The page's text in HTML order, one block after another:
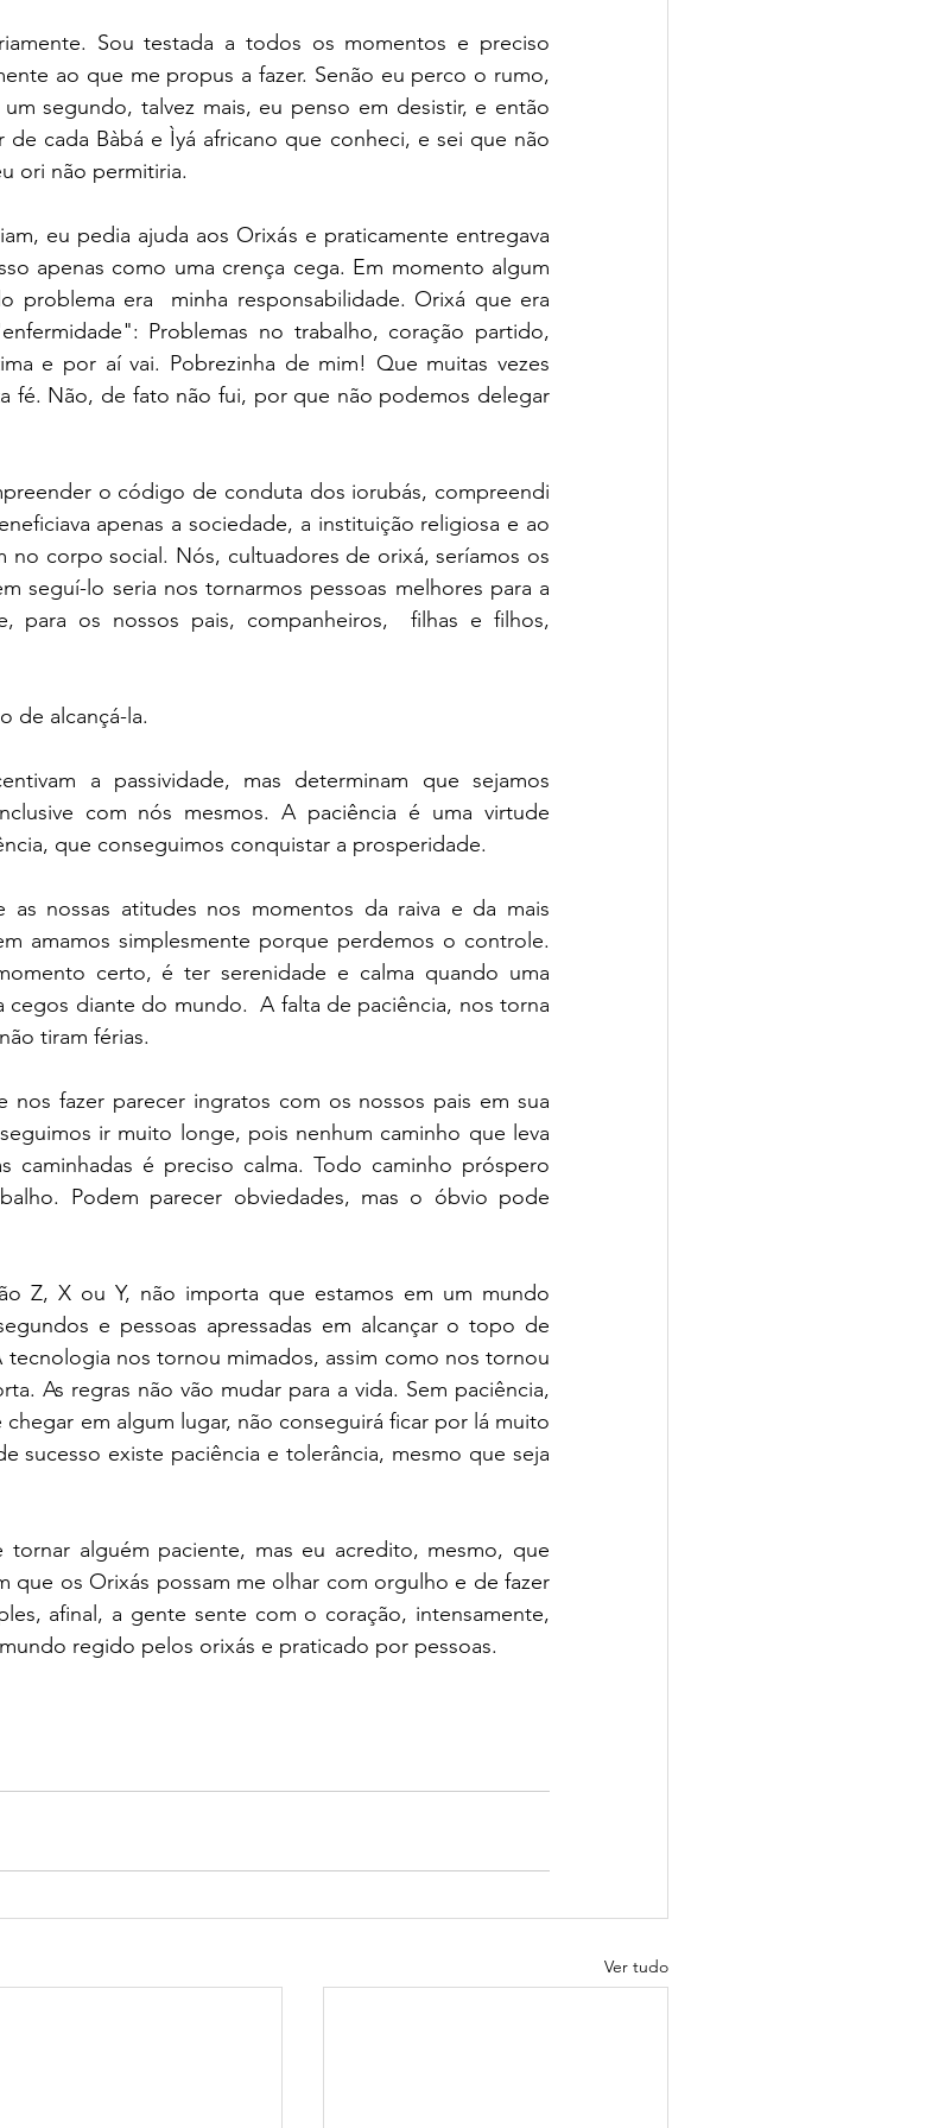
Sou testada a todos os momentos e preciso
ao que me propus a fazer. Senão eu perco o rumo,
segundo, talvez mais, eu penso em desistir, e então
cada Bàbá e Ìyá africano que conheci, e sei que não
ori não permitiria.
eu pedia ajuda aos Orixás e praticamente entregava
apenas como uma crença cega. Em momento algum
problema era  minha responsabilidade. Orixá que era
Problemas no trabalho, coração partido,
e por aí vai. Pobrezinha de mim! Que muitas vezes
fé. Não, de fato não fui, por que não podemos delegar
o código de conduta dos iorubás, compreendi
apenas a sociedade, a instituição religiosa e ao
no corpo social. Nós, cultuadores de orixá, seríamos os
seguí-lo seria nos tornarmos pessoas melhores para a
para os nossos pais, companheiros,  filhas e filhos,
de alcançá-la.
a passividade, mas determinam que sejamos
com nós mesmos. A paciência é uma virtude
que conseguimos conquistar a prosperidade.
nossas atitudes nos momentos da raiva e da mais
amamos simplesmente porque perdemos o controle.
certo, é ter serenidade e calma quando uma
cegos diante do mundo.  A falta de paciência, nos torna
tiram férias.
fazer parecer ingratos com os nossos pais em sua
ir muito longe, pois nenhum caminho que leva
caminhadas é preciso calma. Todo caminho próspero
Podem parecer obviedades, mas o óbvio pode
Z, X ou Y, não importa que estamos em um mundo
e pessoas apressadas em alcançar o topo de
tecnologia nos tornou mimados, assim como nos tornou
As regras não vão mudar para a vida. Sem paciência,
em algum lugar, não conseguirá ficar por lá muito
sucesso existe paciência e tolerância, mesmo que seja
alguém paciente, mas eu acredito, mesmo, que
que os Orixás possam me olhar com orgulho e de fazer
afinal, a gente sente com o coração, intensamente,
regido pelos orixás e praticado por pessoas.
Ver tudo